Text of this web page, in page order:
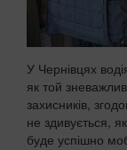
У Чернівцях
як той
захисників,
не здивується,
буде успішно